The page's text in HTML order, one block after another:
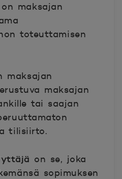
on maksajan
toteuttamisen
maksajan
maksajan
tai saajan
tilisiirto.
on se, joka
sopimuksen